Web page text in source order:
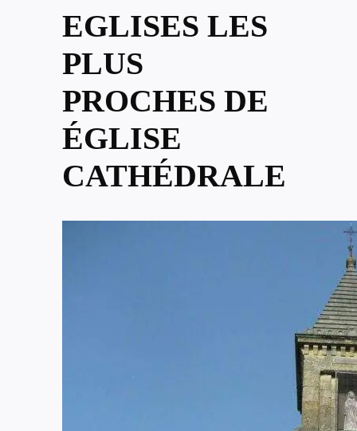
EGLISES LES
PLUS
PROCHES DE
ÉGLISE
CATHÉDRALE